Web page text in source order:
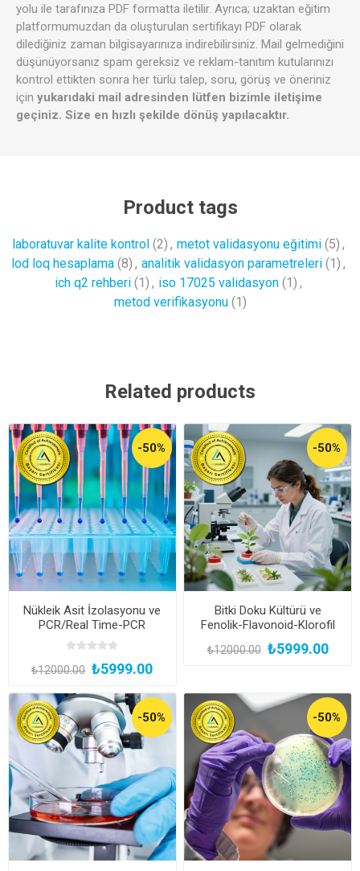
yolu ile tarafınıza PDF formatta iletilir. Ayrıca; uzaktan eğitim
platformumuzdan da oluşturulan sertifikayı PDF olarak
dilediğiniz zaman bilgisayarınıza indirebilirsiniz. Mail gelmediğini
düşünüyorsanız spam gereksiz ve reklam-tanıtım kutularınızı
kontrol ettikten sonra her türlü talep, soru, görüş ve öneriniz
için yukarıdaki mail adresinden lütfen bizimle iletişime
geçiniz. Size en hızlı şekilde dönüş yapılacaktır.
Product tags
laboratuvar kalite kontrol (2) , metot validasyonu eğitimi (5) ,
lod loq hesaplama (8) , analitik validasyon parametreleri (1) ,
ich q2 rehberi (1) , iso 17025 validasyon (1) ,
metod verifikasyonu (1)
Related products
-50%
Nükleik Asit İzolasyonu ve
PCR/Real Time-PCR
Uygulamaları Uzmanlık
Eğitimi (Yüz Yüze Bireysel
Uygulamalı veya Hibrit
₺12000.00 ₺5999.00
-50%
Bitki Doku Kültürü ve
Fenolik-Flavonoid-Klorofil
Eğitimi (Yüz Yüze Bireysel
₺12000.00 ₺5999.00
-50% -50%